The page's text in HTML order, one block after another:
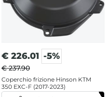
€ 226.01 -5%
€ 237.90
Coperchio frizione Hinson KTM
350 EXC-F (2017-2023)